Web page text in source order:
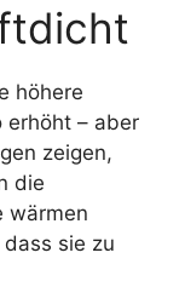
höhere
erhöht – aber
zeigen,
die
wärmen
sie zu